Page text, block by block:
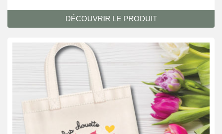
DÉCOUVRIR LE PRODUIT